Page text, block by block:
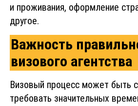
и проживания, оформление
другое.
Важность
визового агентства
Визовый процесс может быть
требовать значительных